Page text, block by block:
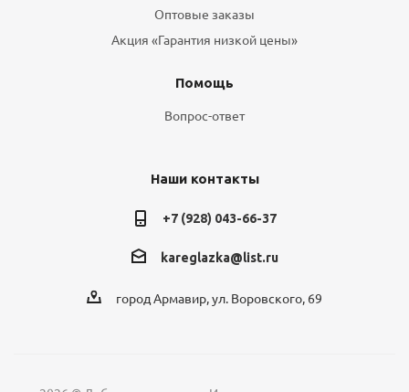
Оптовые заказы
Акция «Гарантия низкой цены»
Помощь
Вопрос-ответ
Наши контакты
+7 (928) 043-66-37
kareglazka@list.ru
город Армавир, ул. Воровского, 69